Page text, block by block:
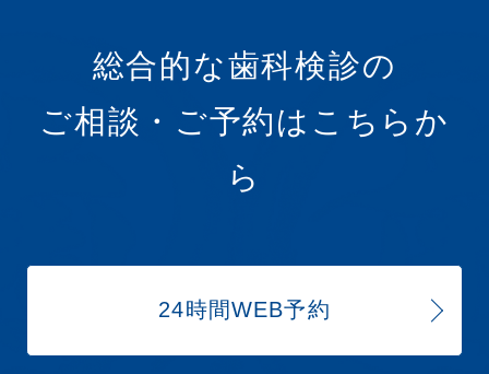
総合的な歯科検診の
ご相談・ご予約はこちらか
ら
24時間WEB予約